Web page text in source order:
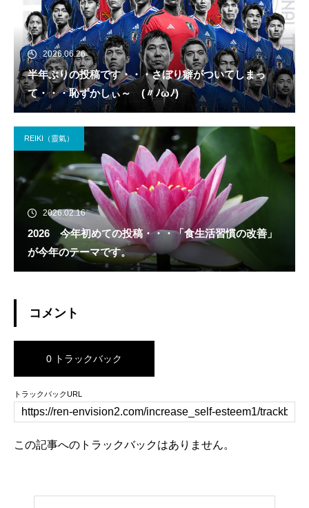
2026.06.26
半年ぶりの投稿です・・・さぼり癖がついてしまっ
て・・・恥ずかしぃ～ (〃ﾉωﾉ)
REIKI（靈氣）
2026.02.16
2026 今年初めての投稿・・・「食生活習慣の改善」
が今年のテーマです。
コメント
0 トラックバック
トラックバックURL
この記事へのトラックバックはありません。